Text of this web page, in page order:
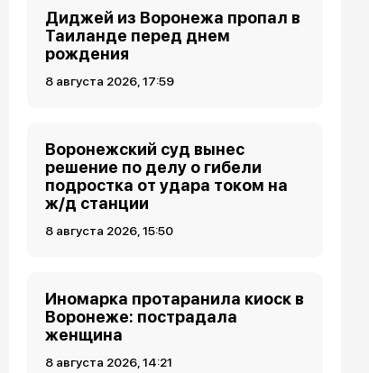
Диджей из Воронежа пропал в
Таиланде перед днем
рождения
8 августа 2026, 17:59
Воронежский суд вынес
решение по делу о гибели
подростка от удара током на
ж/д станции
8 августа 2026, 15:50
Иномарка протаранила киоск в
Воронеже: пострадала
женщина
8 августа 2026, 14:21